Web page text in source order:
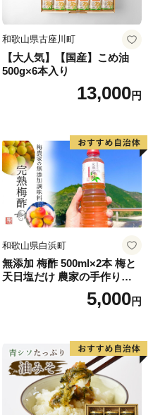
和歌山県古座川町
【大人気】【国産】こめ油
500g×6本入り
13,000円
和歌山県白浜町
無添加 梅酢 500ml×2本 梅と
天日塩だけ 農家の手作り完
5,000円